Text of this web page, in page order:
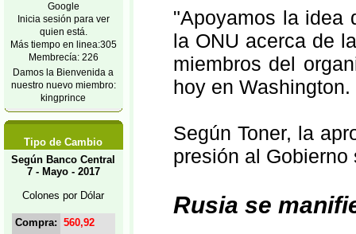
Google
Inicia sesión para ver
quien está.
Más tiempo en linea:305
Membrecía: 226
Damos la Bienvenida a
nuestro nuevo miembro:
kingprince
Tipo de Cambio
Según Banco Central
7 - Mayo - 2017
Colones por Dólar
Compra: 560,92
"Apoyamos la idea
la ONU acerca de
miembros del
hoy en Washington.
Según Toner, la
presión al Gobierno
Rusia se